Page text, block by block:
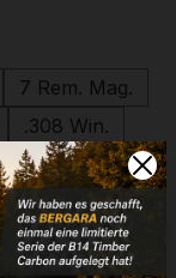
7 Rem. Mag.
.308 Win.